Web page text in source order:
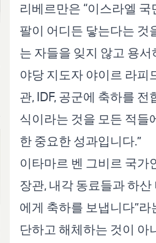
리베르만은 “이스라엘
팔이 어디든 닿는다는 것
는 자들을 잊지 않고 용
야당 지도자 야이르 라피
관, IDF, 공군에 축하를
식이라는 것을 모든 적들
한 중요한 성과입니다.”
이타마르 벤 그비르 국가
장관, 내각 동료들과 하
에게 축하를 보냅니다”
단하고 해체하는 것이 아